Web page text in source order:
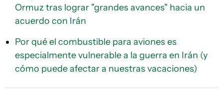
Ormuz tras lograr "grandes avances" hacia un
acuerdo con Irán
Por qué el combustible para aviones es
especialmente vulnerable a la guerra en Irán (y
cómo puede afectar a nuestras vacaciones)